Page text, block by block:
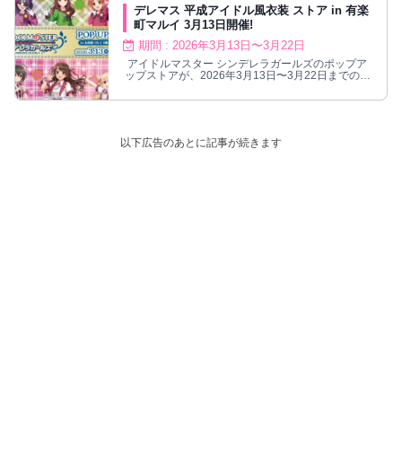
デレマス 平成アイドル風衣装 ストア in 有楽
町マルイ 3月13日開催!
期間 : 2026年3月13日〜3月22日
アイドルマスター シンデレラガールズのポップア
ップストアが、2026年3月13日〜3月22日までの期
以下広告のあとに記事が続きます